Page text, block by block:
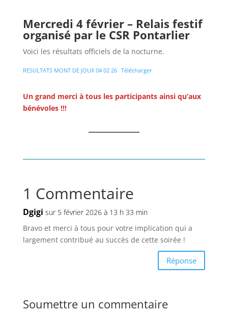
Mercredi 4 février – Relais festif
organisé par le CSR Pontarlier
Voici les résultats officiels de la nocturne.
RESULTATS MONT DE JOUX 04 02 26 Télécharger
Un grand merci à tous les participants ainsi qu’aux
bénévoles !!!
1 Commentaire
Dgigi sur 5 février 2026 à 13 h 33 min
Bravo et merci à tous pour votre implication qui a
largement contribué au succès de cette soirée !
Réponse
Soumettre un commentaire